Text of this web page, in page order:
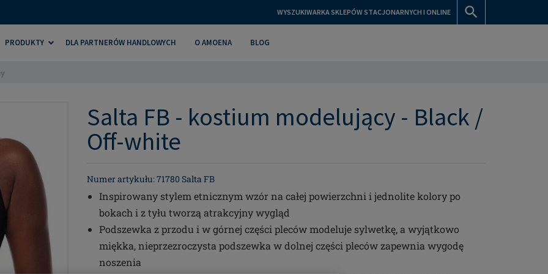
WYSZUKIWARKA SKLEPÓW STACJONARNYCH I ONLINE
PRODUKTY DLA PARTNERÓW HANDLOWYCH O AMOENA BLOG
Salta FB - kostium modelujący - Black /
Off-white
Numer artykułu: 71780 Salta FB
Inspirowany stylem etnicznym wzór na całej powierzchni i jednolite kolory po
bokach i z tyłu tworzą atrakcyjny wygląd
Podszewka z przodu i w górnej części pleców modeluje sylwetkę, a wyjątkowo
miękka, nieprzezroczysta podszewka w dolnej części pleców zapewnia wygodę
noszenia